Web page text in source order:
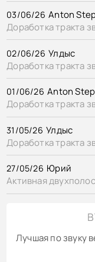
03/06/26 Anton
Доработка тракта
02/06/26 Улдыс
Доработка тракта
01/06/26 Anton
Доработка тракта
31/05/26 Улдыс
Доработка тракта
27/05/26 Юрий
Активная
Лучшая по звуку